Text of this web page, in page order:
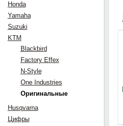
Honda
Yamaha
Suzuki
KTM
Blackbird
Factory Effex
N-Style
One Industries
Оригинальные
Husqvarna
Цифры